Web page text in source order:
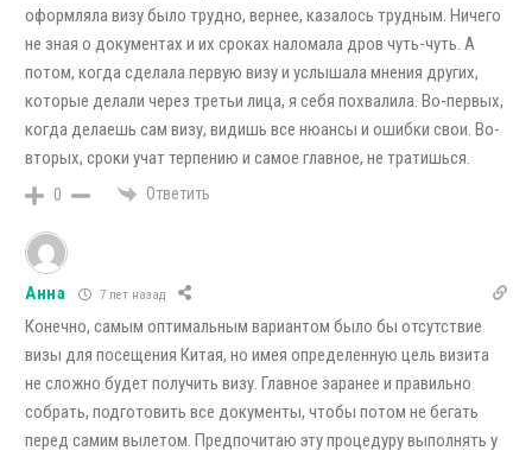
оформляла визу было трудно, вернее, казалось трудным. Ничего
не зная о документах и их сроках наломала дров чуть-чуть. А
потом, когда сделала первую визу и услышала мнения других,
которые делали через третьи лица, я себя похвалила. Во-первых,
когда делаешь сам визу, видишь все нюансы и ошибки свои. Во-
вторых, сроки учат терпению и самое главное, не тратишься.
0 Ответить
Анна 7 лет назад
Конечно, самым оптимальным вариантом было бы отсутствие
визы для посещения Китая, но имея определенную цель визита
не сложно будет получить визу. Главное заранее и правильно
собрать, подготовить все документы, чтобы потом не бегать
перед самим вылетом. Предпочитаю эту процедуру выполнять у